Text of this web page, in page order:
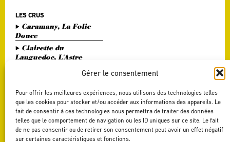
Gérer le consentement
Pour offrir les meilleures expériences, nous utilisons des technologies telles
que les cookies pour stocker et/ou accéder aux informations des appareils. Le
fait de consentir à ces technologies nous permettra de traiter des données
telles que le comportement de navigation ou les ID uniques sur ce site. Le fait
de ne pas consentir ou de retirer son consentement peut avoir un effet négatif
sur certaines caractéristiques et fonctions.
LES CRUS
Caramany, La Folie
Douce
Clairette du
Languedoc, L'Astre
Haute Vallée de l'Orb,
Pézenas, Entre Amis
Saint Chinian, Le
Saint Festin White
Terrasses du Larzac,